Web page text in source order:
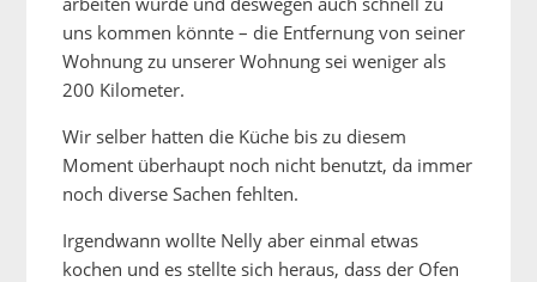
uns kommen könnte – die Entfernung von seiner
Wohnung zu unserer Wohnung sei weniger als
200 Kilometer.
Wir selber hatten die Küche bis zu diesem
Moment überhaupt noch nicht benutzt, da immer
noch diverse Sachen fehlten.
Irgendwann wollte Nelly aber einmal etwas
kochen und es stellte sich heraus, dass der Ofen